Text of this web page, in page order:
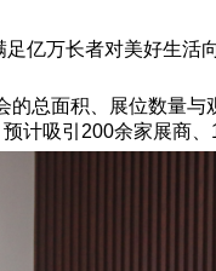
万长者对美好生活
总面积、展位数量
吸引200余家展商